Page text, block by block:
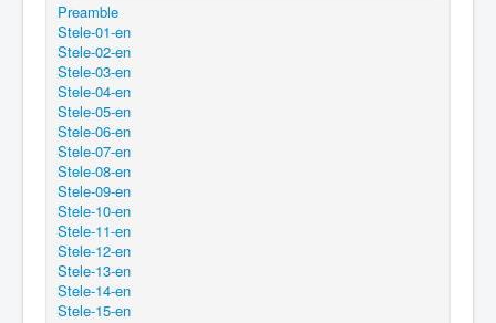
Preamble
Stele-01-en
Stele-02-en
Stele-03-en
Stele-04-en
Stele-05-en
Stele-06-en
Stele-07-en
Stele-08-en
Stele-09-en
Stele-10-en
Stele-11-en
Stele-12-en
Stele-13-en
Stele-14-en
Stele-15-en